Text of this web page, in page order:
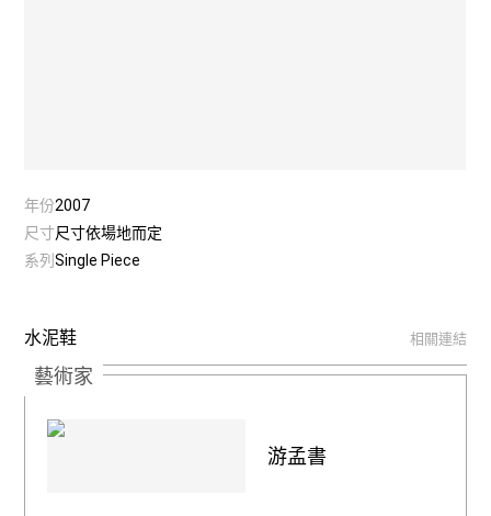
年份2007
尺寸尺寸依場地而定
系列Single Piece
水泥鞋 相關連結
藝術家
游孟書